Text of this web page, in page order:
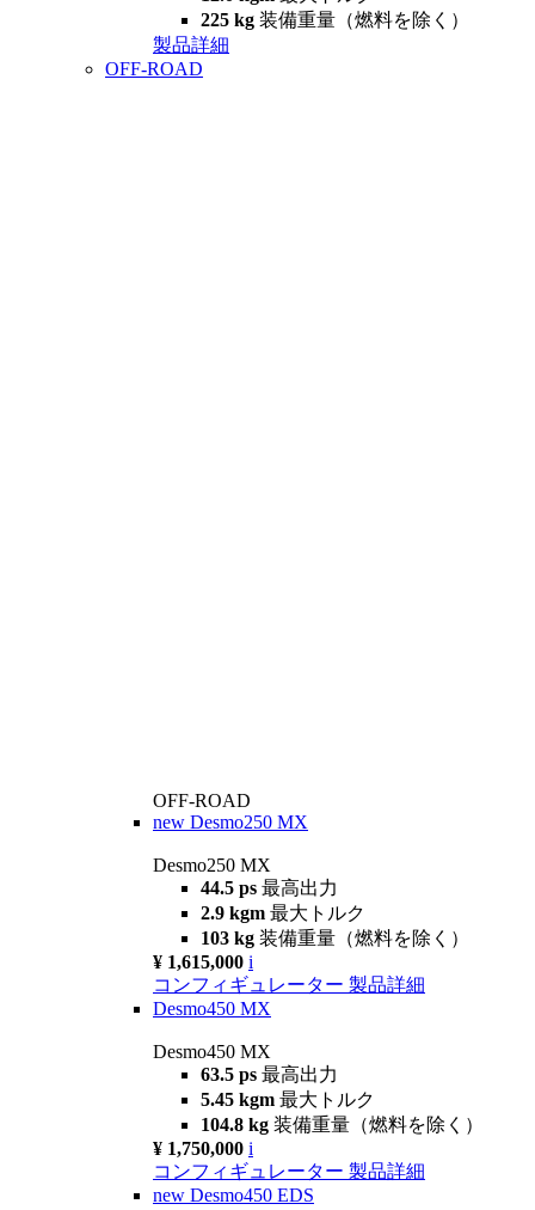
225 kg 装備重量（燃料を除く）
製品詳細
OFF-ROAD
OFF-ROAD
new Desmo250 MX
Desmo250 MX
44.5 ps 最高出力
2.9 kgm 最大トルク
103 kg 装備重量（燃料を除く）
¥ 1,615,000 i
コンフィギュレーター 製品詳細
Desmo450 MX
Desmo450 MX
63.5 ps 最高出力
5.45 kgm 最大トルク
104.8 kg 装備重量（燃料を除く）
¥ 1,750,000 i
コンフィギュレーター 製品詳細
new Desmo450 EDS